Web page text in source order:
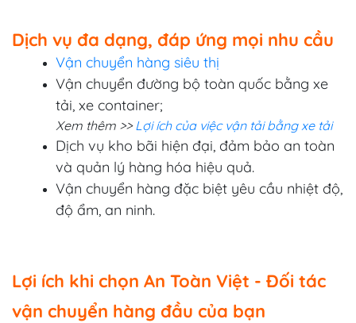
Dịch vụ đa dạng, đáp ứng mọi nhu cầu
Vận chuyển hàng siêu thị
Vận chuyển đường bộ toàn quốc bằng xe
tải, xe container;
Xem thêm >>Lợi ích của việc vận tải bằng xe tải
Dịch vụ kho bãi hiện đại, đảm bảo an toàn
và quản lý hàng hóa hiệu quả.
Vận chuyển hàng đặc biệt yêu cầu nhiệt độ,
độ ẩm, an ninh.
Lợi ích khi chọn An Toàn Việt - Đối tác
vận chuyển hàng đầu của bạn